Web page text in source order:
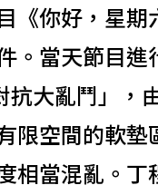
《你好，星期
。當天節目進
抗大亂鬥」，
限空間的軟墊
相當混亂。丁